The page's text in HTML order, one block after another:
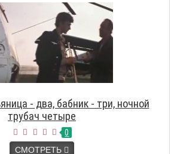
- два, бабник - три, ночной
трубач четыре
0
СМОТРЕТЬ